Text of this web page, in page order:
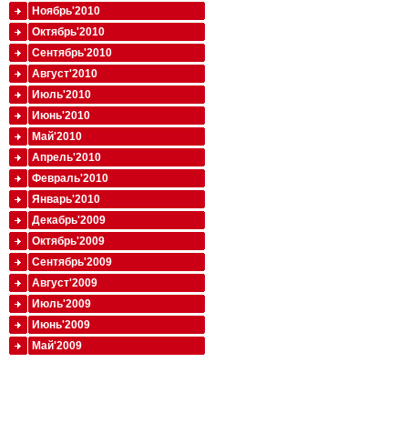
Ноябрь'2010
Октябрь'2010
Сентябрь'2010
Август'2010
Июль'2010
Июнь'2010
Май'2010
Апрель'2010
Февраль'2010
Январь'2010
Декабрь'2009
Октябрь'2009
Сентябрь'2009
Август'2009
Июль'2009
Июнь'2009
Май'2009